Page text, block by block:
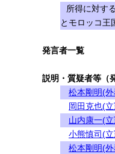
所得に対す
とモロッコ王
発言者一覧
説明・質疑者等（
松本剛明(
岡田克也(
山内康一(
小熊慎司(
松本剛明(